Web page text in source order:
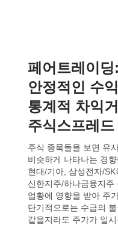
페어트레이
안정적인 수
통계적 차익
주식스프레드
주식 종목들을 보면 유
비슷하게 나타나는 경향
현대/기아, 삼성전자/SK
신한지주/하나금융지
업황에 영향을 받아 주
단기적으로는 수급의
같을지라도 주가가 일시